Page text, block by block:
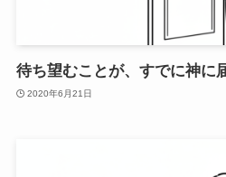
待ち望むことが、すでに神に
2020年6月21日